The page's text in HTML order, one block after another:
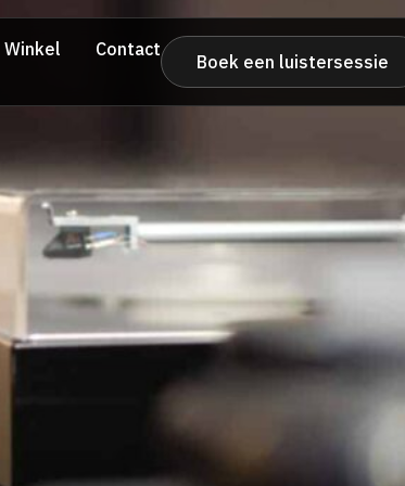
Winkel Contact
Boek een luistersessie